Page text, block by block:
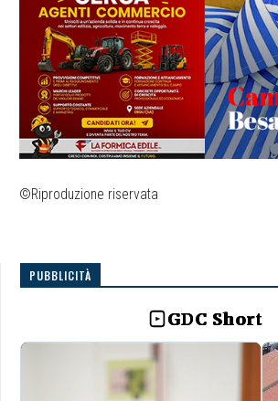
©Riproduzione riservata
PUBBLICITÀ
GDC Short